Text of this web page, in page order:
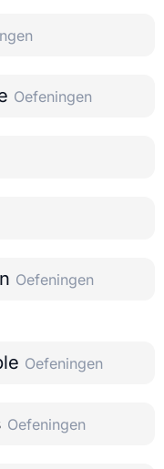
Oefeningen
Oefeningen
Oefeningen
Oefeningen